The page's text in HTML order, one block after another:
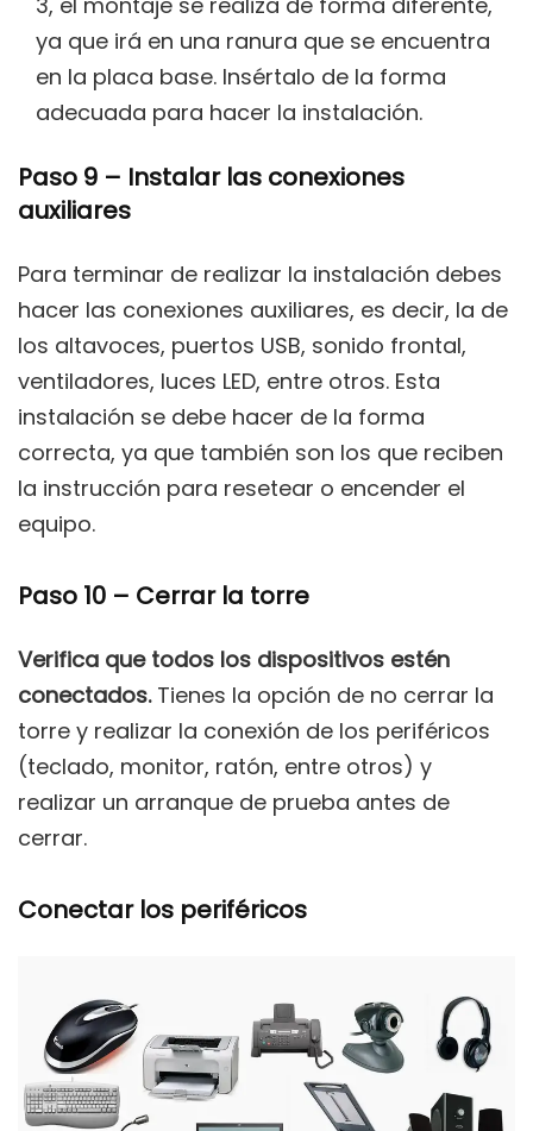
ya que irá en una ranura que se encuentra
en la placa base. Insértalo de la forma
adecuada para hacer la instalación.
Paso 9 – Instalar las conexiones
auxiliares
Para terminar de realizar la instalación debes
hacer las conexiones auxiliares, es decir, la de
los altavoces, puertos USB, sonido frontal,
ventiladores, luces LED, entre otros. Esta
instalación se debe hacer de la forma
correcta, ya que también son los que reciben
la instrucción para resetear o encender el
equipo.
Paso 10 – Cerrar la torre
Verifica que todos los dispositivos estén
conectados.Tienes la opción de no cerrar la
torre y realizar la conexión de los periféricos
(teclado, monitor, ratón, entre otros) y
realizar un arranque de prueba antes de
cerrar.
Conectar los periféricos